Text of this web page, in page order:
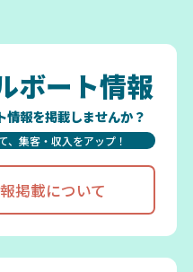
ボート情報
情報を掲載しませんか？
、集客・収入をアップ！
掲載について